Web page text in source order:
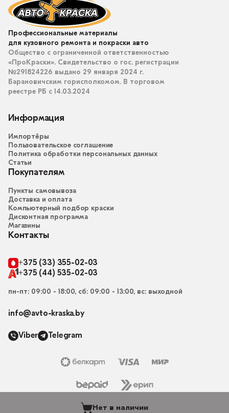
Нет в наличии
Профессиональные материалы
для кузовного ремонта и покраски авто
Общество с ограниченной ответственностью
«ПроКраски». Свидетельство о гос. регистрации
№291824226 выдано 29 января 2024 г.
Барановичским горисполкомом. В торговом
реестре РБ с 14.03.2024
Информация
Импортёры
Пользовательское соглашение
Политика обработки персональных данных
Статьи
Покупателям
Пункты самовывоза
Доставка и оплата
Компьютерный подбор краски
Дисконтная программа
Магазины
Контакты
+375 (33) 355-02-03
+375 (44) 535-02-03
пн-пт: 09:00 - 18:00, сб: 09:00 - 13:00, вс: выходной
info@avto-kraska.by
Viber Telegram
© 2015-2026, Магазин “Автокраска” avto-kraska.by